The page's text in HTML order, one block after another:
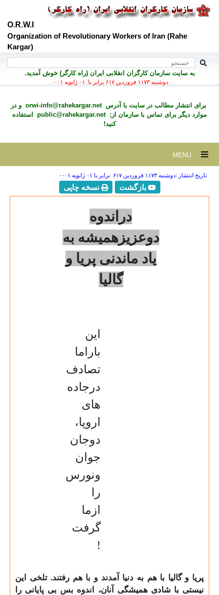
O.R.W.I
Organization of Revolutionary Workers of Iran (Rahe
Kargar)
به سايت سازمان کارگران انقلابی ايران (راه کارگر) خوش آمديد.
دوشنبه ۱۱۷۳ فروردين ۶۱۷ برابر با ۰۱ ژانويه ۰۰۰۱
برای انتشار مطالب در سايت با آدرسorwi-info@rahekargar.net و در
موارد ديگر برای تماس با سازمان از;public@rahekargar.net
استفاده
کنید!
تاریخ انتشار :دوشنبه ۱۱۷۳ فروردين ۶۱۷ برابر با ۰۱ ژانويه ۰۰۰۱
بازگشت نسخه چاپی
دراندوه
دوعزیزهمیشه به
یاد ماندنی پریا و
گالیا
این
باراما
تصادف
درجاده
های
اروپا،
دوجان
جوان
ونورس
را
ازما
گرفت
!
پریا و گالیا با هم به دنیا آمدند و با هم رفتند. تلخی این
نیستی با شادی همیشگی آنان، اندوه بس بی پایانی را